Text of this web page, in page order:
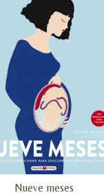
Nueve meses